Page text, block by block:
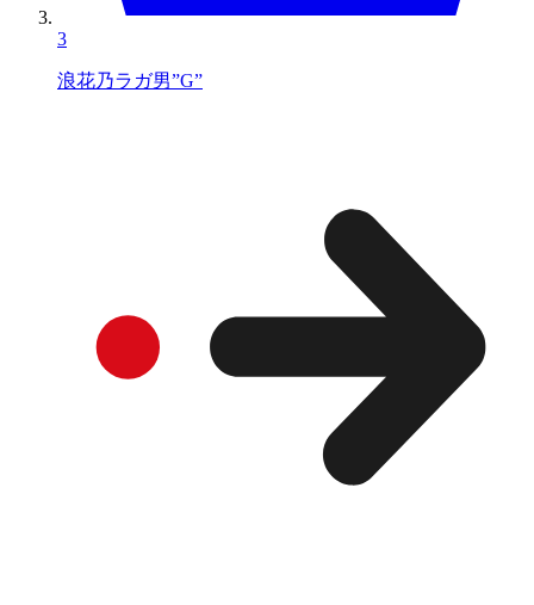
3
浪花乃ラガ男”G”